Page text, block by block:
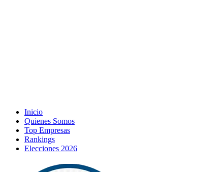
Inicio
Quienes Somos
Top Empresas
Rankings
Elecciones 2026